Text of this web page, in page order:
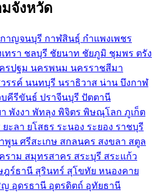
จังหวัด
กาญจนบุรี กาฬสินธุ์ กำแพงเพชร
ทรา ชลบุรี ชัยนาท ชัยภูมิ ชุมพร ตรัง
รปฐม นครพนม นครราชสีมา
รรค์ นนทบุรี นราธิวาส น่าน บึงกาฬ
บคีรีขันธ์ ปราจีนบุรี ปัตตานี
พังงา พัทลุง พิจิตร พิษณุโลก ภูเก็ต
ยะลา ยโสธร ระนอง ระยอง ราชบุรี
พูน ศรีสะเกษ สกลนคร สงขลา สตูล
ราม สมุทรสาคร สระบุรี สระแก้ว
ฎร์ธานี สุรินทร์ สุโขทัย หนองคาย
ญ อุดรธานี อุตรดิตถ์ อุทัยธานี